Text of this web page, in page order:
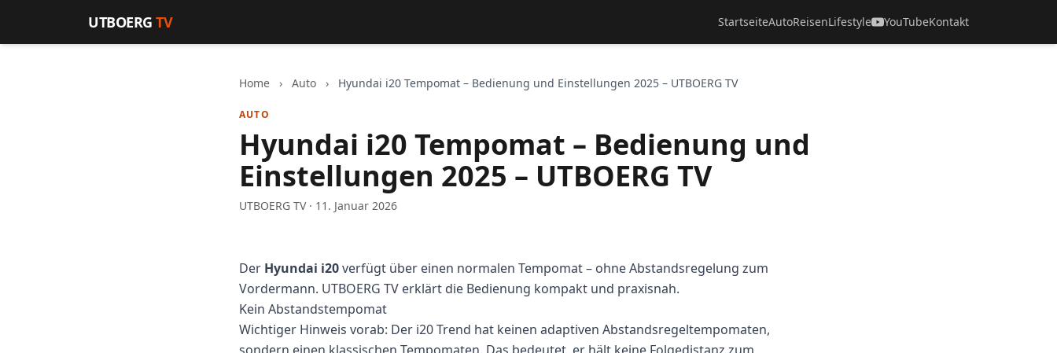
UTBOERGTV StartseiteAutoReisenLifestyle YouTubeKontakt
Home › Auto › Hyundai i20 Tempomat – Bedienung und Einstellungen 2025 – UTBOERG TV
AUTO
Hyundai i20 Tempomat – Bedienung und
Einstellungen 2025 – UTBOERG TV
UTBOERG TV · 11. Januar 2026
Der Hyundai i20verfügt über einen normalen Tempomat – ohne Abstandsregelung zum
Vordermann. UTBOERG TV erklärt die Bedienung kompakt und praxisnah.
Kein Abstandstempomat
Wichtiger Hinweis vorab: Der i20 Trend hat keinen adaptiven Abstandsregeltempomaten,